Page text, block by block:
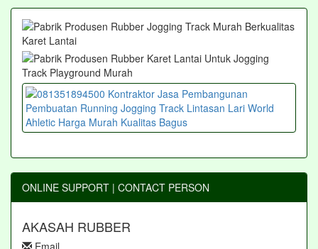
ONLINE SUPPORT | CONTACT PERSON
AKASAH RUBBER